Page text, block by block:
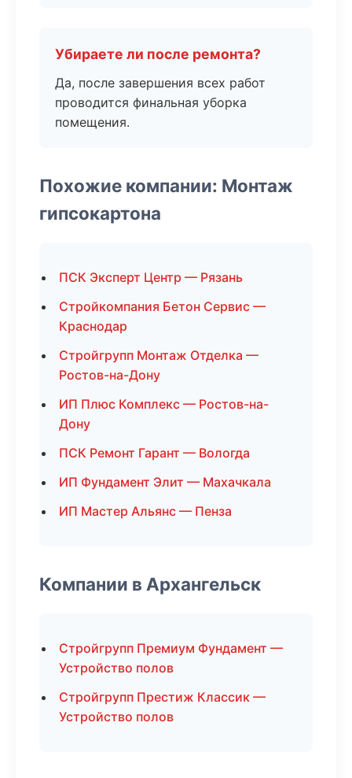
Убираете ли после ремонта?
Да, после завершения всех работ
проводится финальная уборка
помещения.
Похожие компании: Монтаж
гипсокартона
ПСК Эксперт Центр — Рязань
Стройкомпания Бетон Сервис —
Краснодар
Стройгрупп Монтаж Отделка —
Ростов-на-Дону
ИП Плюс Комплекс — Ростов-на-
Дону
ПСК Ремонт Гарант — Вологда
ИП Фундамент Элит — Махачкала
ИП Мастер Альянс — Пенза
Компании в Архангельск
Стройгрупп Премиум Фундамент —
Устройство полов
Стройгрупп Престиж Классик —
Устройство полов